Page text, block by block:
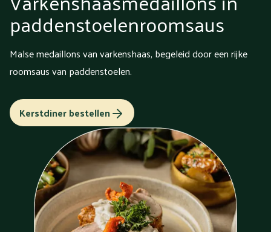
paddenstoelenroomsaus
Malse medaillons van varkenshaas, begeleid door een rijke
roomsaus van paddenstoelen.
Kerstdiner bestellen